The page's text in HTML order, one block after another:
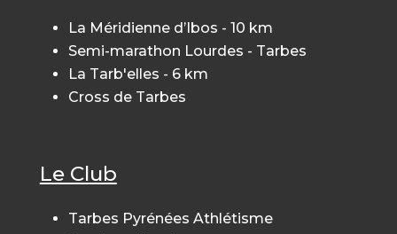
La Méridienne d’Ibos - 10 km
Semi-marathon Lourdes - Tarbes
La Tarb'elles - 6 km
Cross de Tarbes
Le Club
Tarbes Pyrénées Athlétisme